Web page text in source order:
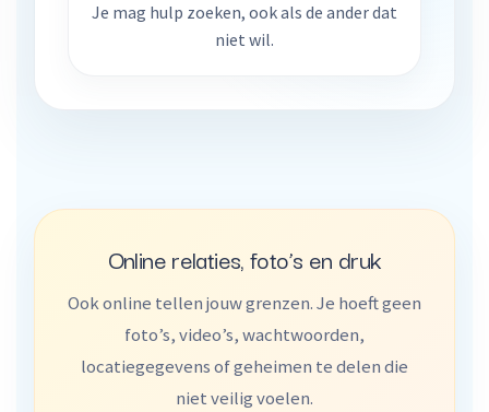
Je mag hulp zoeken, ook als de ander dat
niet wil.
Online relaties, foto’s en druk
Ook online tellen jouw grenzen. Je hoeft geen
foto’s, video’s, wachtwoorden,
locatiegegevens of geheimen te delen die
niet veilig voelen.